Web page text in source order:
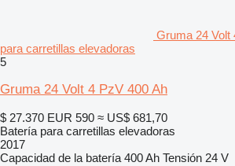
Gruma 24 Volt
para carretillas elevadoras
5
Gruma 24 Volt 4 PzV 400 Ah
$ 27.370 EUR 590 ≈ US$ 681,70
Batería para carretillas elevadoras
2017
Capacidad de la batería 400 Ah Tensión 24 V